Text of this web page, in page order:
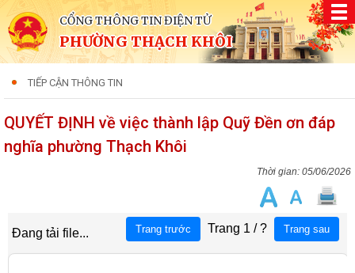
CỔNG THÔNG TIN ĐIỆN TỬ
PHƯỜNG THẠCH KHÔI
TIẾP CẬN THÔNG TIN
QUYẾT ĐỊNH về việc thành lập Quỹ Đền ơn đáp
nghĩa phường Thạch Khôi
05/06/2026